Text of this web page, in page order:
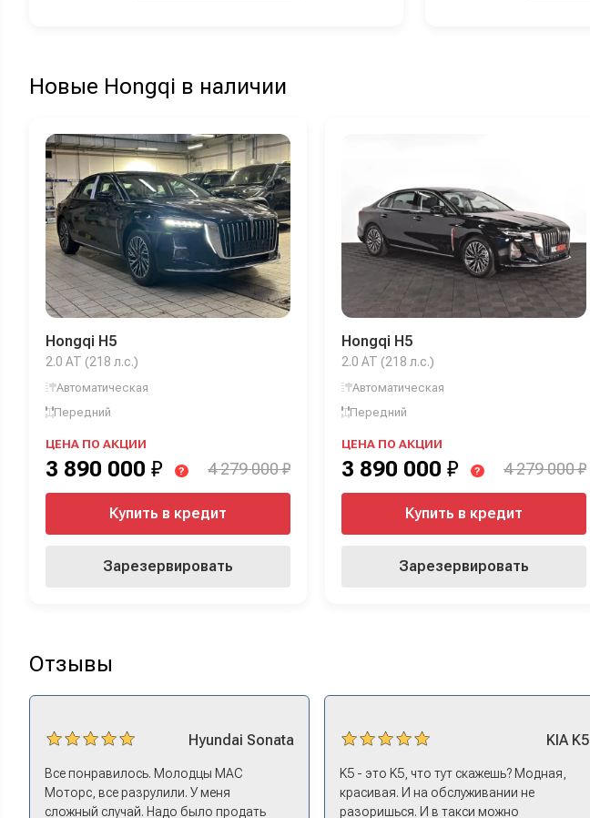
Новые Hongqi в наличии
Hongqi H5
2.0 AT (218 л.с.)
Автоматическая
Передний
ЦЕНА ПО АКЦИИ
3 890 000 ₽ ? 4 279 000 ₽
Купить в кредит
Зарезервировать
Hongqi H5
2.0 AT (218 л.с.)
Автоматическая
Передний
ЦЕНА ПО АКЦИИ
3 890 000 ₽ ? 4 279 000 ₽
Купить в кредит
Зарезервировать
Отзывы
Hyundai Sonata
Все понравилось. Молодцы МАС
Моторс, все разрулили. У меня
сложный случай. Надо было продать
KIA K5
K5 - это K5, что тут скажешь? Модная,
красивая. И на обслуживании не
разоришься. И в такси можно